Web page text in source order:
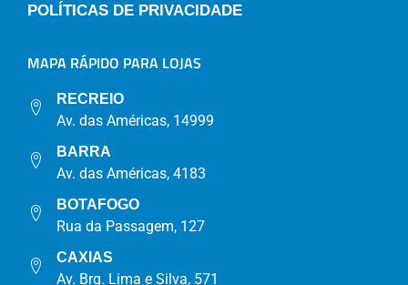
POLÍTICAS DE PRIVACIDADE
MAPA RÁPIDO PARA LOJAS
RECREIO
Av. das Américas, 14999
BARRA
Av. das Américas, 4183
BOTAFOGO
Rua da Passagem, 127
CAXIAS
Av. Brg. Lima e Silva, 571